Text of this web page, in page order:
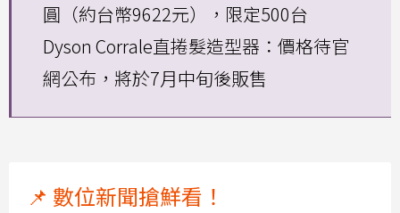
圓（約台幣9622元），限定500台
Dyson Corrale直捲髮造型器：價格待官
網公布，將於7月中旬後販售
📌 數位新聞搶鮮看！